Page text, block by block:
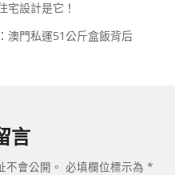
宅設計是它！
澳門私運51公斤盒飯背后
言
會公開。 必填欄位標示為 *